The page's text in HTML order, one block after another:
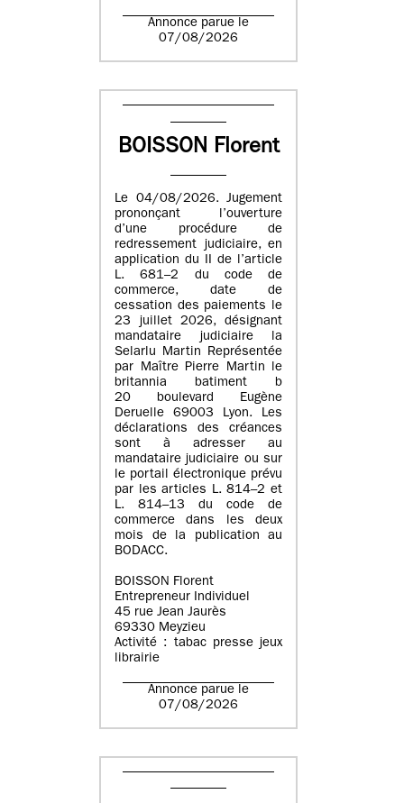
Annonce parue le
07/08/2026
BOISSON Florent
Le 04/08/2026. Jugement
prononçant l’ouverture
d’une procédure de
redressement judiciaire, en
application du II de l’article
L. 681–2 du code de
commerce, date de
cessation des paiements le
23 juillet 2026, désignant
mandataire judiciaire la
Selarlu Martin Représentée
par Maître Pierre Martin le
britannia batiment b
20 boulevard Eugène
Deruelle 69003 Lyon. Les
déclarations des créances
sont à adresser au
mandataire judiciaire ou sur
le portail électronique prévu
par les articles L. 814–2 et
L. 814–13 du code de
commerce dans les deux
mois de la publication au
BODACC.
BOISSON Florent
Entrepreneur Individuel
45 rue Jean Jaurès
69330 Meyzieu
Activité : tabac presse jeux
librairie
Annonce parue le
07/08/2026